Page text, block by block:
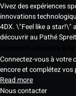
Vivez des expériences
innovations
4DX. \"Feel like a star!\"
découvrir au Pathé
Connectez-vous à votre
encore et complétez
Read more
Nous contacter